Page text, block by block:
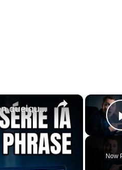
Now
×
🦁 J'ai créé une série animée entière avec l'IA en quelques minutes — une seule phrase suffit !